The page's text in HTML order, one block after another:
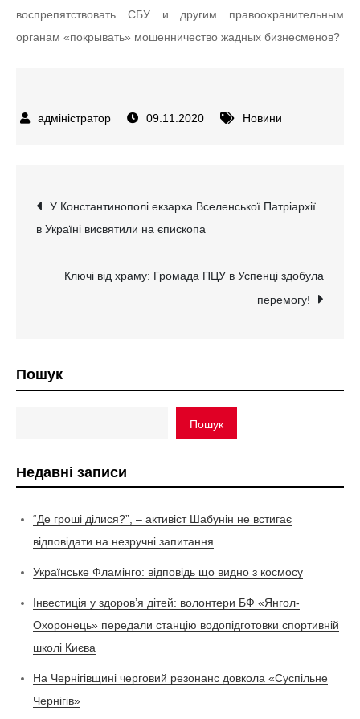
воспрепятствовать СБУ и другим правоохранительным
органам «покрывать» мошенничество жадных бизнесменов?
09.11.2020 Новини
Навігація
записів
У Константинополі екзарха Вселенської Патріархії
в Україні висвятили на єпископа
Ключі від храму: Громада ПЦУ в Успенці здобула
перемогу!
Пошук
Пошук
Недавні записи
“Де гроші ділися?”, – активіст Шабунін не встигає
відповідати на незручні запитання
Українське Фламінго: відповідь що видно з космосу
Інвестиція у здоров’я дітей: волонтери БФ «Янгол-
Охоронець» передали станцію водопідготовки спортивній
школі Києва
На Чернігівщині черговий резонанс довкола «Суспільне
Чернігів»